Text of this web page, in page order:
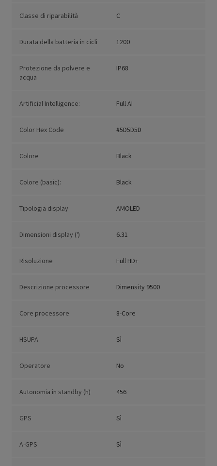
Classe di riparabilità C
Durata della batteria in cicli 1200
Protezione da polvere e
acqua
IP68
Artificial Intelligence: Full AI
Color Hex Code #5D5D5D
Colore Black
Colore (basic): Black
Tipologia display AMOLED
Dimensioni display (') 6.31
Risoluzione Full HD+
Descrizione processore Dimensity 9500
Core processore 8-Core
HSUPA Sì
Operatore No
Autonomia in standby (h) 456
GPS Sì
A-GPS Sì